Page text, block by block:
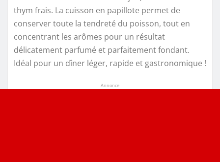
thym frais. La cuisson en papillote permet de
conserver toute la tendreté du poisson, tout en
concentrant les arômes pour un résultat
délicatement parfumé et parfaitement fondant.
Idéal pour un dîner léger, rapide et gastronomique !
Annonce